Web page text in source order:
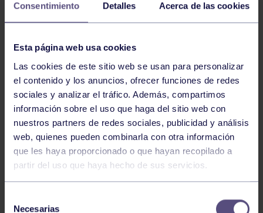
Consentimiento Detalles Acerca de las cookies
Esta página web usa cookies
Las cookies de este sitio web se usan para personalizar
el contenido y los anuncios, ofrecer funciones de redes
sociales y analizar el tráfico. Además, compartimos
información sobre el uso que haga del sitio web con
nuestros partners de redes sociales, publicidad y análisis
web, quienes pueden combinarla con otra información
que les haya proporcionado o que hayan recopilado a
partir del uso que haya hecho de sus servicios.
Necesarias
09:00h PIRAGÜISMO
PONTEVEDRA
SUB23
16 VIERNES
MAYO
2025
09:00h PIRAGÜISMO
MURCIA
1ª COPA ESPAÑA JJPP SLALOM